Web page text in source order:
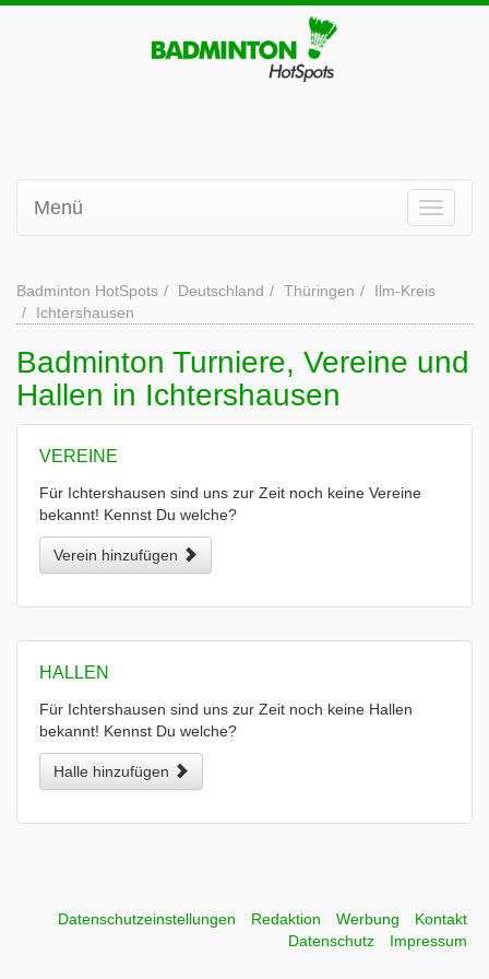
Menü
Badminton HotSpots Deutschland Thüringen
Ilm-Kreis
Ichtershausen
Badminton Turniere, Vereine und
Hallen in Ichtershausen
VEREINE
Für Ichtershausen sind uns zur Zeit noch keine Vereine
bekannt! Kennst Du welche?
Verein hinzufügen
HALLEN
Für Ichtershausen sind uns zur Zeit noch keine Hallen
bekannt! Kennst Du welche?
Halle hinzufügen
Datenschutzeinstellungen Redaktion Werbung
Kontakt
Datenschutz
Impressum